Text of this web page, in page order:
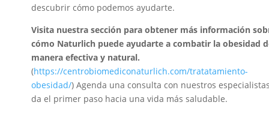
descubrir cómo podemos ayudarte.
Visita nuestra sección para obtener más información
cómo Naturlich puede ayudarte a combatir la obesidad
manera efectiva y natural.
(https://centrobiomediconaturlich.com/tratatamiento-
obesidad/) Agenda una consulta con nuestros
da el primer paso hacia una vida más saludable.